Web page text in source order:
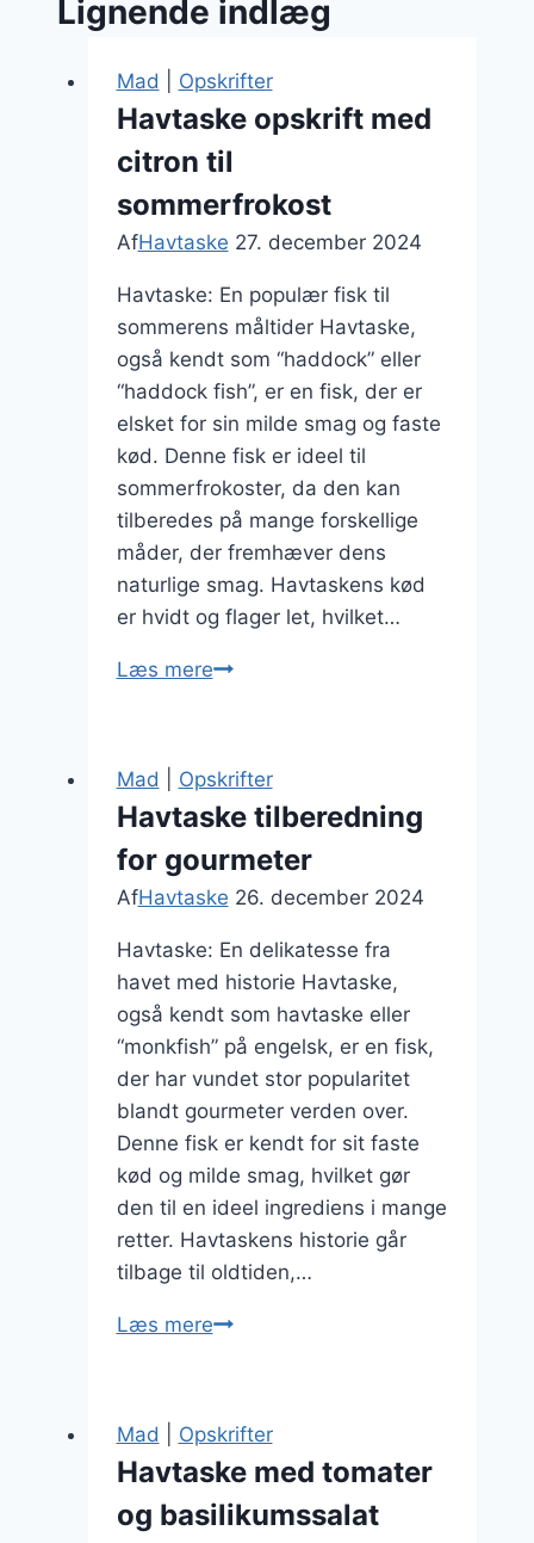
Lignende indlæg
Mad Opskrifter
Havtaske opskrift med
citron til
sommerfrokost
AfHavtaske 27. december 2024
Havtaske: En populær fisk til
sommerens måltider Havtaske,
også kendt som “haddock” eller
“haddock fish”, er en fisk, der er
elsket for sin milde smag og faste
kød. Denne fisk er ideel til
sommerfrokoster, da den kan
tilberedes på mange forskellige
måder, der fremhæver dens
naturlige smag. Havtaskens kød
er hvidt og flager let, hvilket…
Læs mereHavtaske
til
sommerfrokost
Mad Opskrifter
Havtaske tilberedning
for gourmeter
AfHavtaske 26. december 2024
Havtaske: En delikatesse fra
havet med historie Havtaske,
også kendt som havtaske eller
“monkfish” på engelsk, er en fisk,
der har vundet stor popularitet
blandt gourmeter verden over.
Denne fisk er kendt for sit faste
kød og milde smag, hvilket gør
den til en ideel ingrediens i mange
retter. Havtaskens historie går
tilbage til oldtiden,…
Læs mereHavtaske
Mad Opskrifter
Havtaske med tomater
og basilikumssalat